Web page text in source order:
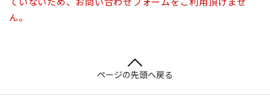
ん。
ページの先頭へ戻る